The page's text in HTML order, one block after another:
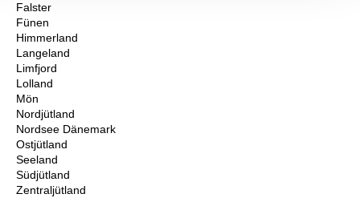
Falster
Fünen
Himmerland
Langeland
Limfjord
Lolland
Mön
Nordjütland
Nordsee Dänemark
Ostjütland
Seeland
Südjütland
Zentraljütland